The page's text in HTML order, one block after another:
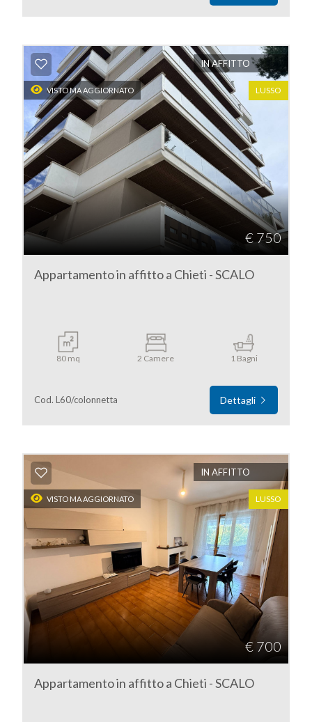
IN AFFITTO
VISTO MA AGGIORNATO LUSSO
€ 750
Appartamento in affitto a Chieti - SCALO
80 mq 2 Camere 1 Bagni
Cod. L60/colonnetta Dettagli
IN AFFITTO
VISTO MA AGGIORNATO LUSSO
€ 700
Appartamento in affitto a Chieti - SCALO